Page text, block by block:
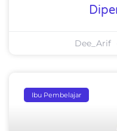
Dee_Arif
Ibu Pembelajar